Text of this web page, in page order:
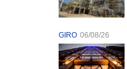
GIRO 06/08/26